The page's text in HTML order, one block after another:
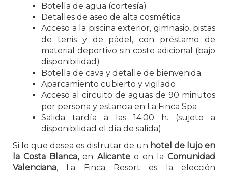
Botella de agua (cortesía)
Detalles de aseo de alta cosmética
Acceso a la piscina exterior, gimnasio, pistas
de tenis y de pádel, con préstamo de
material deportivo sin coste adicional (bajo
disponibilidad)
Botella de cava y detalle de bienvenida
Aparcamiento cubierto y vigilado
Acceso al circuito de aguas de 90 minutos
por persona y estancia en La Finca Spa
Salida tardía a las 14:00 h. (sujeto a
disponibilidad el día de salida)
Si lo que desea es disfrutar de un hotel de lujo en
la Costa Blanca,en Alicanteo en la Comunidad
Valenciana, La Finca Resort es la elección